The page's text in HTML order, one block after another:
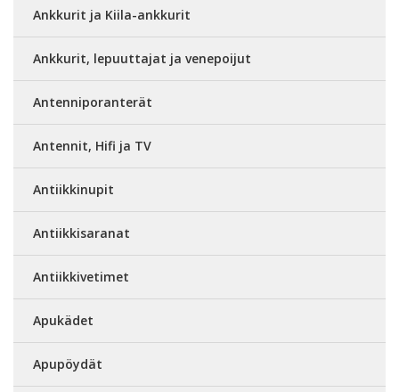
Ankkurit ja Kiila-ankkurit
Ankkurit, lepuuttajat ja venepoijut
Antenniporanterät
Antennit, Hifi ja TV
Antiikkinupit
Antiikkisaranat
Antiikkivetimet
Apukädet
Apupöydät